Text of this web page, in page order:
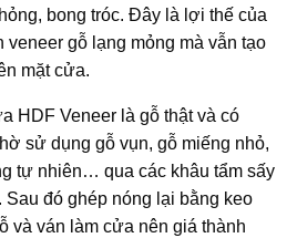
bong tróc. Đây là lợi thế của
gỗ lạng mỏng mà vẫn tạo
mặt cửa.
HDF Veneer là gỗ thật và có
sử dụng gỗ vụn, gỗ miếng nhỏ,
tự nhiên… qua các khâu tẩm sấy
đó ghép nóng lại bằng keo
và ván làm cửa nên giá thành